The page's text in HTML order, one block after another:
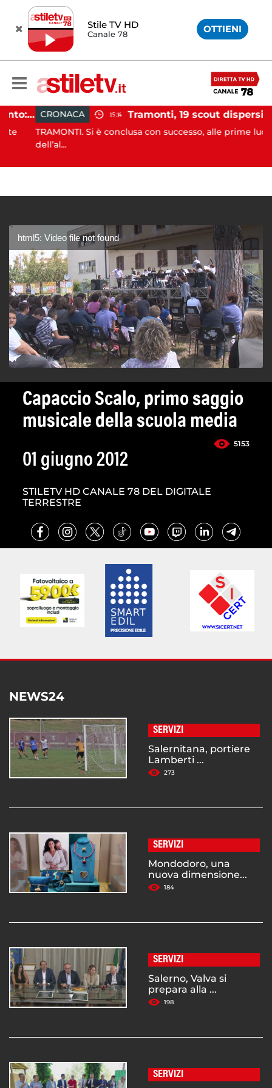
Stile TV HD
Canale 78 OTTIENI
Incidente agricolo nel Cilento: trattore si ribalta, muore 71enne CRONACA 15:14
TRAMONTI. Si è conclusa con successo, alle prime luci
dell’al...
html5: Video file not found
Capaccio Scalo, primo saggio
musicale della scuola media
5153
01 giugno 2012
STILETV HD CANALE 78 DEL DIGITALE
TERRESTRE
NEWS24
SERVIZI
Salernitana, portiere
Lamberti ...
273
SERVIZI
Mondodoro, una
nuova dimensione...
184
SERVIZI
Salerno, Valva si
prepara alla ...
198
SERVIZI